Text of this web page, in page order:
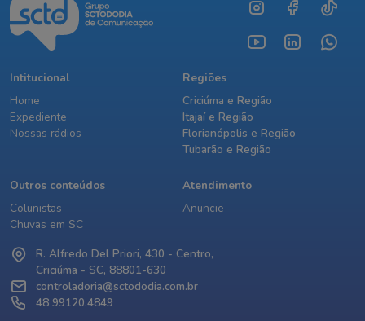
Intitucional
Home
Expediente
Nossas rádios
Regiões
Criciúma e Região
Itajaí e Região
Florianópolis e Região
Tubarão e Região
Outros conteúdos
Colunistas
Chuvas em SC
Atendimento
Anuncie
R. Alfredo Del Priori, 430 - Centro,
Criciúma - SC, 88801-630
controladoria@sctododia.com.br
48 99120.4849